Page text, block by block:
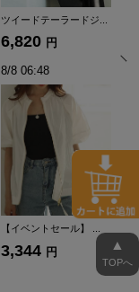
【イベントセール】 ...
2,887
8/8 06:48
【イベントセール】 ...
2,926 ▲
TOPへ